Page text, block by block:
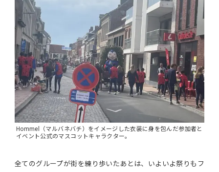
Hommel（マルバネバチ）をイメージした衣装に身を包んだ参加者と
イベント公式のマスコットキャラクター。
全てのグループが街を練り歩いたあとは、いよいよ祭りもフ